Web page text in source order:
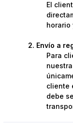
El
horario
Envío a
Para
cliente
debe